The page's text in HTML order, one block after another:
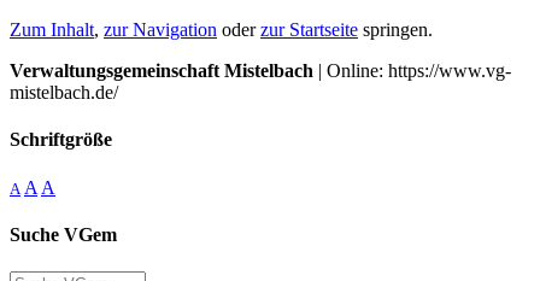
Zum Inhalt, zur Navigation oderzur Startseite springen.
Verwaltungsgemeinschaft Mistelbach | Online: https://www.vg-
mistelbach.de/
Schriftgröße
A A A
Suche VGem